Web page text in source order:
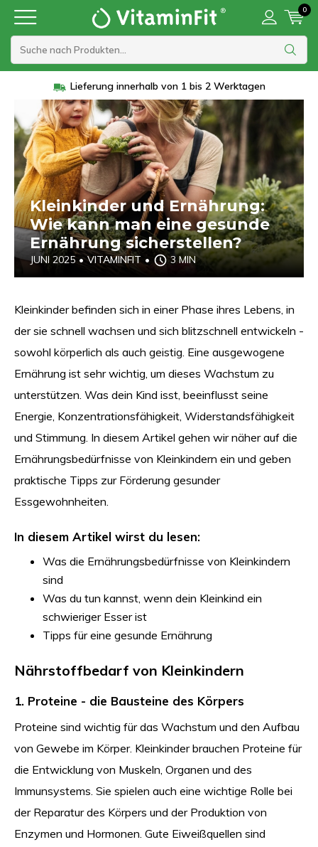
0
Lieferung innerhalb von 1 bis 2 Werktagen
Kleinkinder und Ernährung:
Wie kann man eine gesunde
Ernährung sicherstellen?
JUNI 2025 • VITAMINFIT • 3 MIN
Kleinkinder befinden sich in einer Phase ihres Lebens, in
der sie schnell wachsen und sich blitzschnell entwickeln -
sowohl körperlich als auch geistig. Eine ausgewogene
Ernährung ist sehr wichtig, um dieses Wachstum zu
unterstützen. Was dein Kind isst, beeinflusst seine
Energie, Konzentrationsfähigkeit, Widerstandsfähigkeit
und Stimmung. In diesem Artikel gehen wir näher auf die
Ernährungsbedürfnisse von Kleinkindern ein und geben
praktische Tipps zur Förderung gesunder
Essgewohnheiten.
In diesem Artikel wirst du lesen:
Was die Ernährungsbedürfnisse von Kleinkindern
sind
Was du tun kannst, wenn dein Kleinkind ein
schwieriger Esser ist
Tipps für eine gesunde Ernährung
Nährstoffbedarf von Kleinkindern
1. Proteine - die Bausteine des Körpers
Proteine sind wichtig für das Wachstum und den Aufbau
von Gewebe im Körper. Kleinkinder brauchen Proteine für
die Entwicklung von Muskeln, Organen und des
Immunsystems. Sie spielen auch eine wichtige Rolle bei
der Reparatur des Körpers und der Produktion von
Enzymen und Hormonen. Gute Eiweißquellen sind